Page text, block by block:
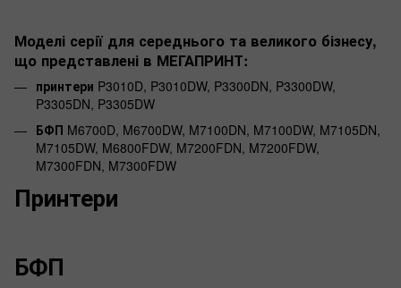
Моделі серії для середнього та великого бізнесу,
що представлені в МЕГАПРИНТ:
принтери P3010D, P3010DW, P3300DN, P3300DW,
P3305DN, P3305DW
БФП M6700D, M6700DW, M7100DN, M7100DW, M7105DN,
M7105DW, M6800FDW, M7200FDN, M7200FDW,
M7300FDN, M7300FDW
Принтери
БФП